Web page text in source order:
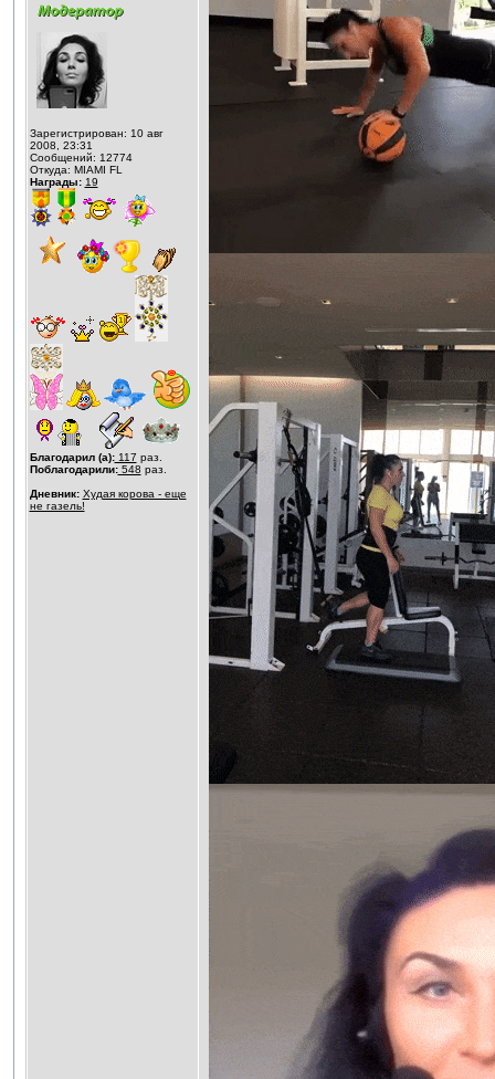
Зарегистрирован: 10 авг
2008, 23:31
Сообщений: 12774
Откуда: MIAMI FL
Награды: 19
Благодарил (а):117 раз.
Поблагодарили:548 раз.
Дневник: Худая корова - еще
не газель!